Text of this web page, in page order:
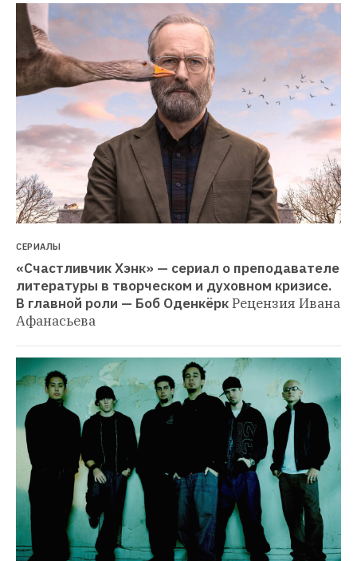
СЕРИАЛЫ
«Счастливчик Хэнк» — сериал о преподавателе
литературы в творческом и духовном кризисе.
В главной роли — Боб ОденкёркРецензия Ивана
Афанасьева